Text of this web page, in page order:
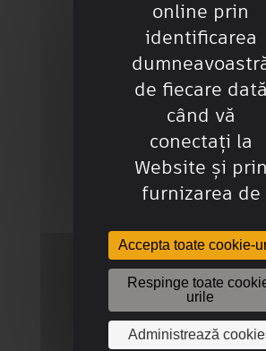
Mai multe informații
Produse
Instruire
Servicii
Despre noi
online prin
identificarea
de fiecare dată
când vă
conectați la
Website și prin
furnizarea de
personalizate
adaptate
nevoilor
Accepta toate cookie-
Respinge toate
urile
Administrează